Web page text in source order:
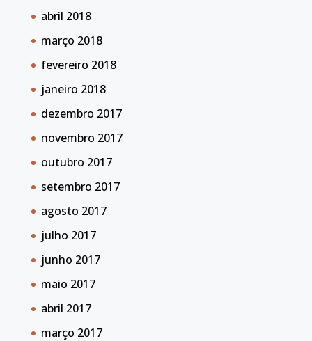
abril 2018
março 2018
fevereiro 2018
janeiro 2018
dezembro 2017
novembro 2017
outubro 2017
setembro 2017
agosto 2017
julho 2017
junho 2017
maio 2017
abril 2017
março 2017